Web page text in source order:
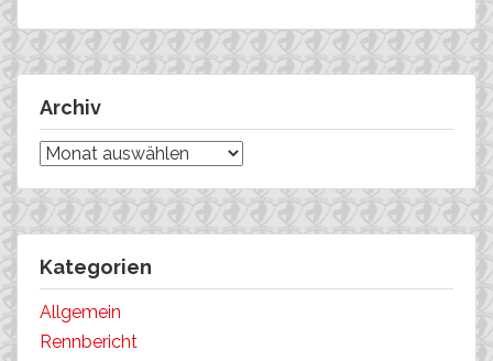
Archiv
Archiv
Kategorien
Allgemein
Rennbericht